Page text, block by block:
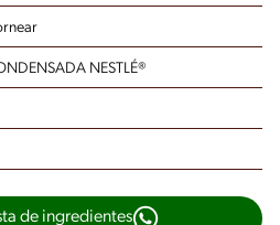
NESTLÉ®
de ingredientes